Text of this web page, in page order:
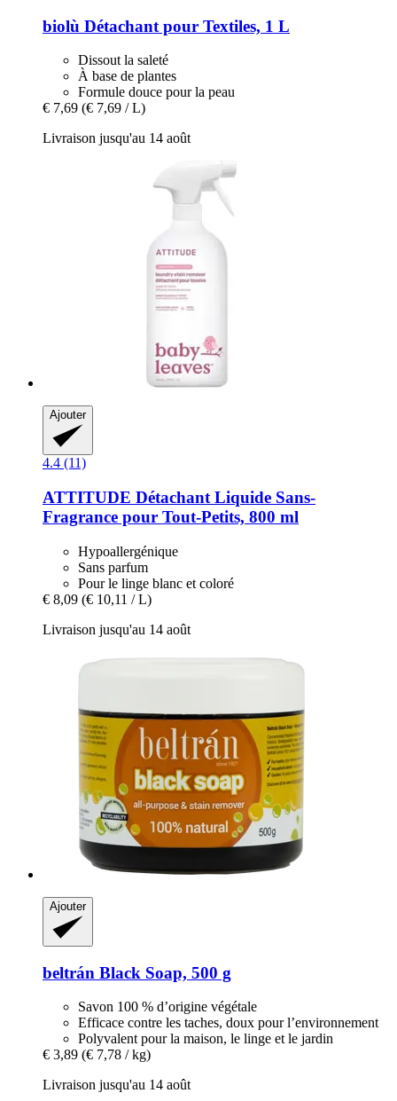
biolù Détachant pour Textiles, 1 L
Dissout la saleté
À base de plantes
Formule douce pour la peau
€ 7,69 (€ 7,69 / L)
Livraison jusqu'au 14 août
Ajouter
4.4 (11)
ATTITUDE Détachant Liquide Sans-​
Fragrance pour Tout-​Petits, 800 ml
Hypoallergénique
Sans parfum
Pour le linge blanc et coloré
€ 8,09 (€ 10,11 / L)
Livraison jusqu'au 14 août
Ajouter
beltrán Black Soap, 500 g
Savon 100 % d’origine végétale
Efficace contre les taches, doux pour l’environnement
Polyvalent pour la maison, le linge et le jardin
€ 3,89 (€ 7,78 / kg)
Livraison jusqu'au 14 août